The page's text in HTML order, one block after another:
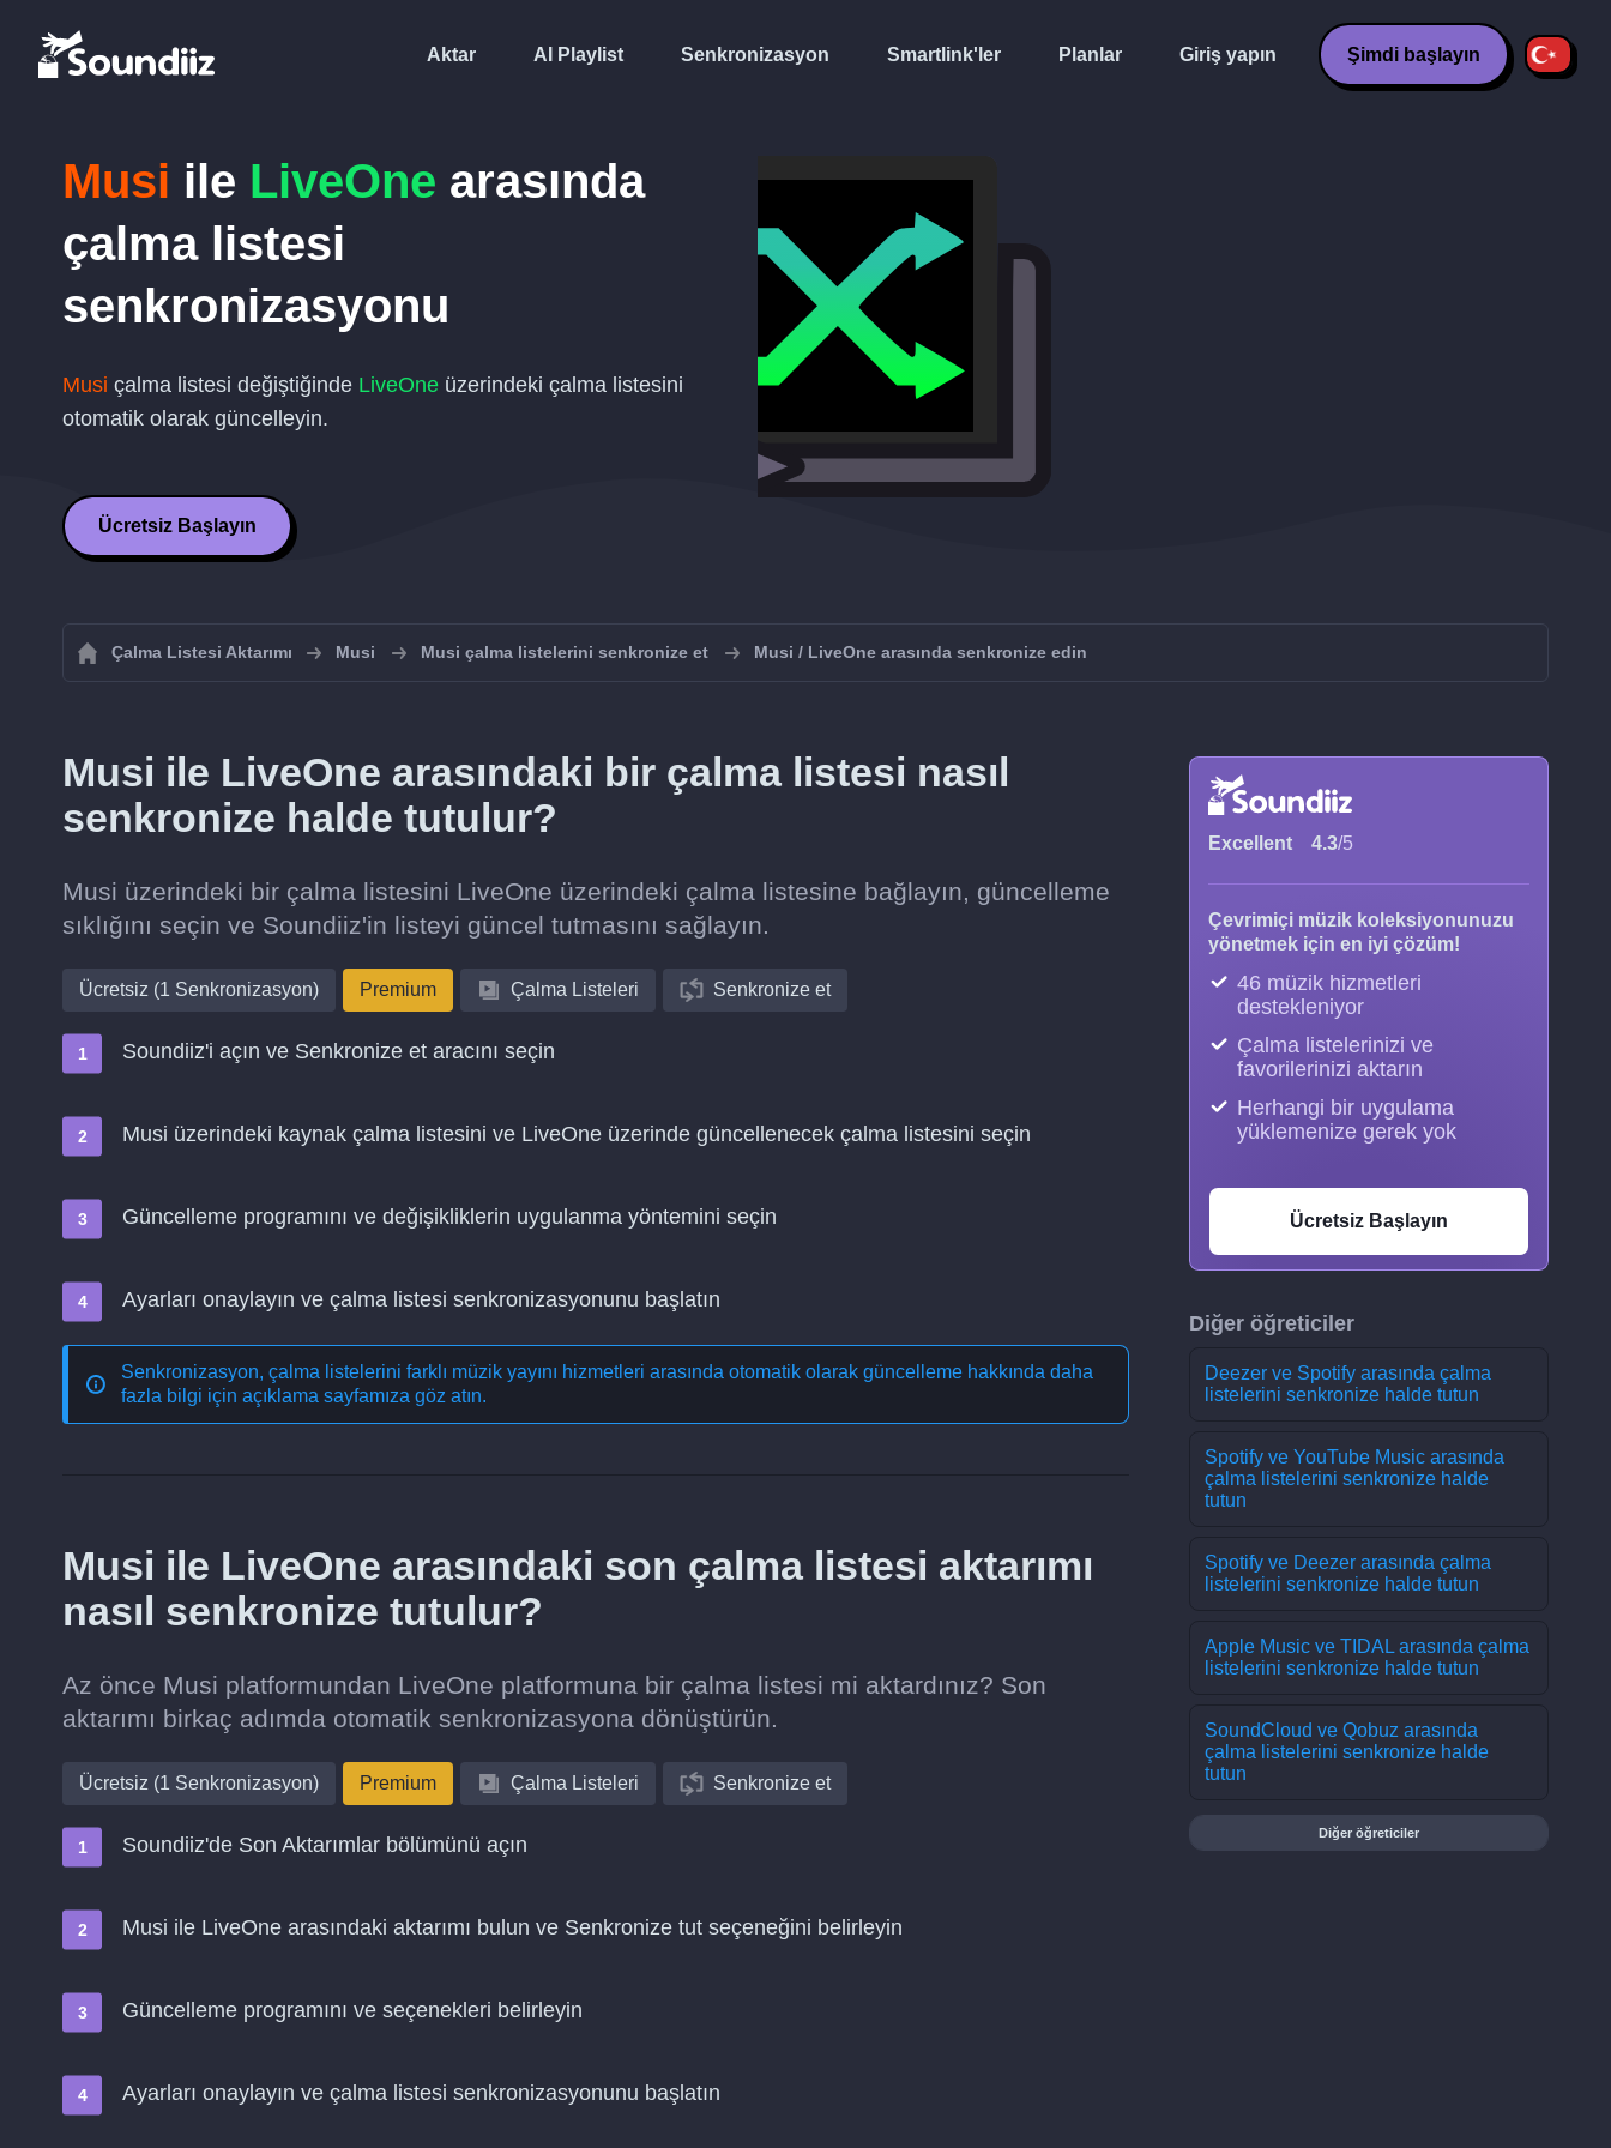
Aktar AI Playlist Senkronizasyon Smartlink'ler Planlar Giriş yapın Şimdi başlayın
Musi ile LiveOne arasında
çalma listesi
senkronizasyonu
Musi çalma listesi değiştiğinde LiveOne üzerindeki çalma listesini
otomatik olarak güncelleyin.
Ücretsiz Başlayın
Çalma Listesi Aktarımı Musi Musi çalma listelerini senkronize et Musi / LiveOne arasında senkronize edin
Musi ile LiveOne arasındaki bir çalma listesi nasıl
senkronize halde tutulur?
Musi üzerindeki bir çalma listesini LiveOne üzerindeki çalma listesine bağlayın, güncelleme
sıklığını seçin ve Soundiiz'in listeyi güncel tutmasını sağlayın.
Ücretsiz (1 Senkronizasyon) Premium Çalma Listeleri Senkronize et
Soundiiz'i açın ve Senkronize et aracını seçin
Musi üzerindeki kaynak çalma listesini ve LiveOne üzerinde güncellenecek çalma listesini seçin
Güncelleme programını ve değişikliklerin uygulanma yöntemini seçin
Ayarları onaylayın ve çalma listesi senkronizasyonunu başlatın
Senkronizasyon, çalma listelerini farklı müzik yayını hizmetleri arasında otomatik olarak güncelleme hakkında daha
fazla bilgi için açıklama sayfamıza göz atın.
Musi ile LiveOne arasındaki son çalma listesi aktarımı
nasıl senkronize tutulur?
Az önce Musi platformundan LiveOne platformuna bir çalma listesi mi aktardınız? Son
aktarımı birkaç adımda otomatik senkronizasyona dönüştürün.
Ücretsiz (1 Senkronizasyon) Premium Çalma Listeleri Senkronize et
Soundiiz'de Son Aktarımlar bölümünü açın
Musi ile LiveOne arasındaki aktarımı bulun ve Senkronize tut seçeneğini belirleyin
Güncelleme programını ve seçenekleri belirleyin
Ayarları onaylayın ve çalma listesi senkronizasyonunu başlatın
Excellent 4.3/5
Çevrimiçi müzik koleksiyonunuzu
yönetmek için en iyi çözüm!
46 müzik hizmetleri
destekleniyor
Çalma listelerinizi ve
favorilerinizi aktarın
Herhangi bir uygulama
yüklemenize gerek yok
Ücretsiz Başlayın
Diğer öğreticiler
Deezer ve Spotify arasında çalma
listelerini senkronize halde tutun
Spotify ve YouTube Music arasında
çalma listelerini senkronize halde
tutun
Spotify ve Deezer arasında çalma
listelerini senkronize halde tutun
Apple Music ve TIDAL arasında çalma
listelerini senkronize halde tutun
SoundCloud ve Qobuz arasında
çalma listelerini senkronize halde
tutun
Diğer öğreticiler